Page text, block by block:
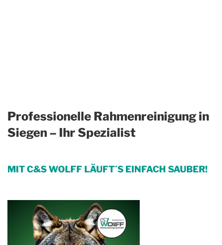
Professionelle Rahmenreinigung in
Siegen – Ihr Spezialist
MIT C&S WOLFF LÄUFT´S EINFACH SAUBER!